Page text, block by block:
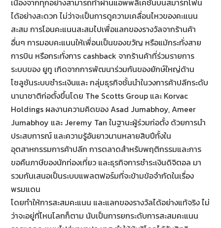
ได้อย่างสะดวก ไม่ว่าจะเป็นการดูความเคลื่อนไหวของคะแนน
สะสม การโอนคะแนนสะสมไปเพื่อแลกของรางวัลจากร้านค้า
อื่นๆ การมอบคะแนนให้เพื่อนเป็นของขวัญ หรือแม้กระทั่งสาย
การบิน หรือกระทั่งการ cashback จากร้านค้าที่ร่วมรายการ
ระบบของ ยูทู เกิดจากการพัฒนาร่วมกันของยักษ์ใหญ่ด้าน
โซลูชันระบบชำระเงินและ กลุ่มธุรกิจชั้นนำในวงการค้าปลีกระดับ
นานาชาติก่อตั้งขึ้นโดย The Scotts Group และ Korvac
Holdings ผลงานความคิดของ Asad Jumabhoy, Ameer
Jumabhoy และ Jeremy Tan ในฐานะผู้ร่วมก่อตั้ง ด้วยการนำ
ประสบการณ์ และความรู้อันยาวนานหลายสิบปีทั้งใน
อุตสาหกรรมการค้าปลีก การตลาดสำหรับพฤติกรรมและการ
ขอคืนภาษีของนักท่องเที่ยว และธุรกิจการชำระเงินดิจิตอล มา
รวมกันเสนอเป็นระบบแพลตฟอร์มที่จะข้ามข้อจำกัดในเรื่อง
พรมแดน
โดยทำให้การสะสมคะแนน และแลกของรางวัลได้อย่างแท้จริง ไม่
ว่าจะอยู่ที่ไหนโลกก็ตาม นับเป็นการยกระดับการสะสมคะแนน